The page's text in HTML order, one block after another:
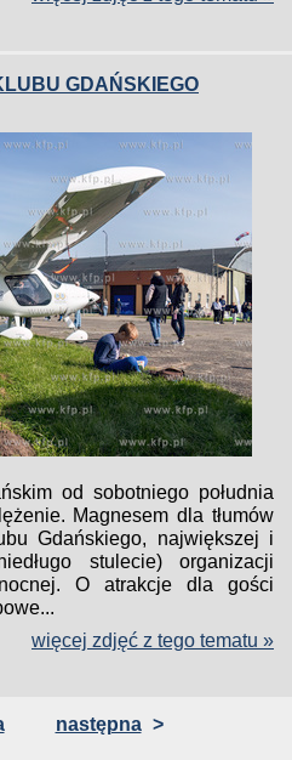
GDAŃSKIEGO
od sobotniego południa
Magnesem dla tłumów
Gdańskiego, największej i
stulecie) organizacji
O atrakcje dla gości
więcej zdjęć z tego tematu »
następna >